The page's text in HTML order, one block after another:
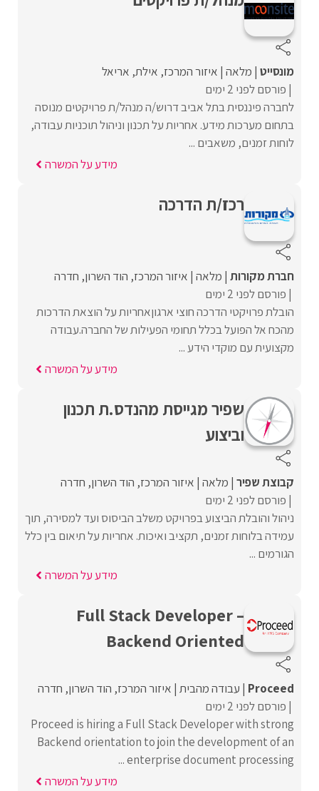
מונסייט מלאה איזור המרכז אילת אריאל
פורסם לפני 2 ימים
לחברה פיננסית בתל אביב דרוש/ה מנהל/ת פרויקטים מנוסה
בתחום מערכות מידע. אחריות על תכנון וניהול תוכניות עבודה,
לוחות זמנים, משאבים ...
מידע על המשרה
רכז/ת הדרכה
חברת מקורות מלאה איזור המרכז הוד השרון חדרה
פורסם לפני 2 ימים
הובלת פרויקטי הדרכה חוצי ארגוןאחריות על הוצאת הדרכות
מהכח אל הפועל בכלל תחומי הפעילות של החברה.עבודה
מקצועית עם מוקדי הידע ...
מידע על המשרה
שפיר מגייסת מהנדס.ת תכנון
וביצוע
קבוצת שפיר מלאה איזור המרכז הוד השרון חדרה
פורסם לפני 2 ימים
ניהול והובלת הביצוע בפרויקט משלב הביסוס ועד למסירה, תוך
עמידה בלוחות זמנים, תקציב ואיכות. אחריות על תיאום בין כלל
הגורמים ...
מידע על המשרה
Full Stack Developer –
Backend Oriented
Proceed‏ עבודה מהבית איזור המרכז הוד השרון חדרה
פורסם לפני 2 ימים
Proceed is hiring a Full Stack Developer with strong
Backend orientation to join the development of an
enterprise document processing ...
מידע על המשרה